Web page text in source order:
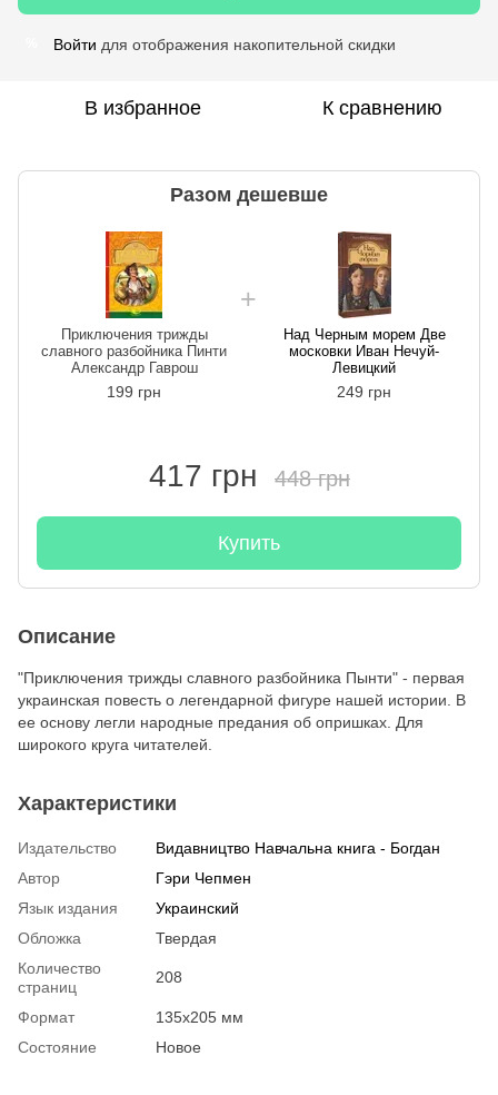
Войти для отображения накопительной скидки
В избранное К сравнению
Разом дешевше
Приключения трижды
славного разбойника Пинти
Александр Гаврош
199 грн
Над Черным морем Две
московки Иван Нечуй-
Левицкий
249 грн
417 грн 448 грн
Купить
Описание
"Приключения трижды славного разбойника Пынти" - первая
украинская повесть о легендарной фигуре нашей истории. В
ее основу легли народные предания об опришках. Для
широкого круга читателей.
Характеристики
Издательство
Видавництво Навчальна книга - Богдан
Автор
Гэри Чепмен
Язык издания
Украинский
Обложка
Твердая
Количество
страниц
208
Формат
135х205 мм
Состояние
Новое